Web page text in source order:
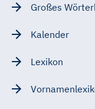
Großes
Kalender
Lexikon